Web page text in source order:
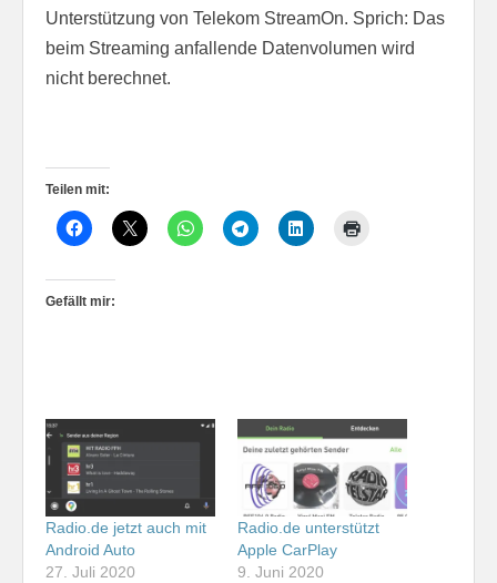
Unterstützung von Telekom StreamOn. Sprich: Das
beim Streaming anfallende Datenvolumen wird
nicht berechnet.
Teilen mit:
Gefällt mir:
Radio.de jetzt auch mit
Android Auto
27. Juli 2020
Radio.de unterstützt
Apple CarPlay
9. Juni 2020